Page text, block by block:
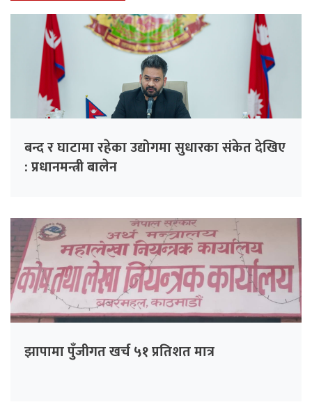
बन्द र घाटामा रहेका उद्योगमा सुधारका संकेत देखिए
: प्रधानमन्त्री बालेन
झापामा पुँजीगत खर्च ५१ प्रतिशत मात्र